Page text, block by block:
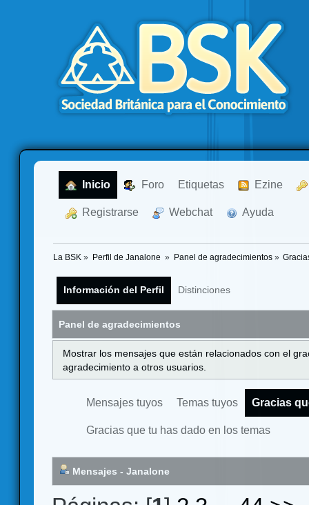
Inicio Foro Etiquetas Ezine
Registrarse Webchat Ayuda
La BSK » Perfil de Janalone » Panel de agradecimientos»
Información del Perfil Distinciones
Panel de agradecimientos
Mostrar los mensajes que están relacionados con el
agradecimiento a otros usuarios.
Mensajes tuyos Temas tuyos Gracias
Gracias que tu has dado en los temas
Mensajes - Janalone